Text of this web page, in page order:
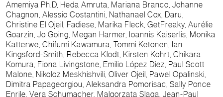
Amemiya Ph.D, Heda Amruta, Mariana Branco, Johanne
Chagnon, Alessio Costantini, Nathanael Cox, Daru,
Christine El Ojeil, Fadiese, Marika Fleck, GetFreaky, Aurélie
Goarzin, Jo Going, Megan Harmer, Ioannis Kaiserlis, Monika
Katterwe, Chifumi Kawamura, Tommi Ketonen, Ian
Kingsford-Smith, Rebecca Klodt, Kirsten Kohrt, Chikara
Komura, Fiona Livingstone, Emilio López Diez, Paul Scott
Malone, Nikoloz Meskhishvili, Oliver Ojeil, Pawel Opalinski,
Dimitra Papageorgiou, Aleksandra Pomorisac, Sally Ponce
Enrile, Vera Schumacher, Malgorzata Slaga, Jean-Paul